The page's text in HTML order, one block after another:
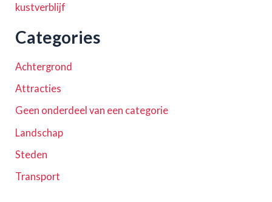
kustverblijf
Categories
Achtergrond
Attracties
Geen onderdeel van een categorie
Landschap
Steden
Transport